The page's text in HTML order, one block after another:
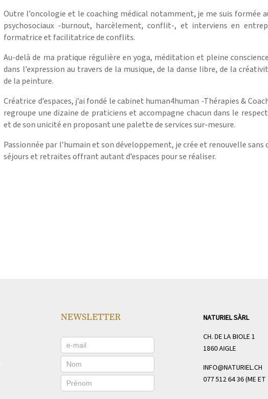
Outre l’oncologie et le coaching médical notamment, je me suis formée
psychosociaux -burnout, harcèlement, conflit-, et interviens en
formatrice et facilitatrice de conflits.
Au-delà de ma pratique régulière en yoga, méditation et pleine
dans l’expression au travers de la musique, de la danse libre, de la
de la peinture.
Créatrice d’espaces, j’ai fondé le cabinet human4human -Thérapies &
regroupe une dizaine de praticiens et accompagne chacun dans le
et de son unicité en proposant une palette de services sur-mesure.
Passionnée par l’humain et son développement, je crée et renouvelle sans
séjours et retraites offrant autant d’espaces pour se réaliser.
NEWSLETTER
NATURIEL SÀRL
CH. DE LA BIOLE 1
1860 AIGLE
INFO@NATURIEL.CH
077 512 64 36 (ME ET